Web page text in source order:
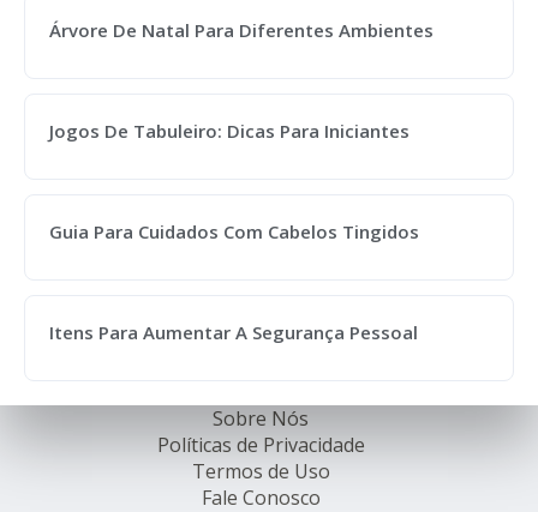
Árvore De Natal Para Diferentes Ambientes
Jogos De Tabuleiro: Dicas Para Iniciantes
Guia Para Cuidados Com Cabelos Tingidos
Itens Para Aumentar A Segurança Pessoal
Sobre Nós
Políticas de Privacidade
Termos de Uso
Fale Conosco